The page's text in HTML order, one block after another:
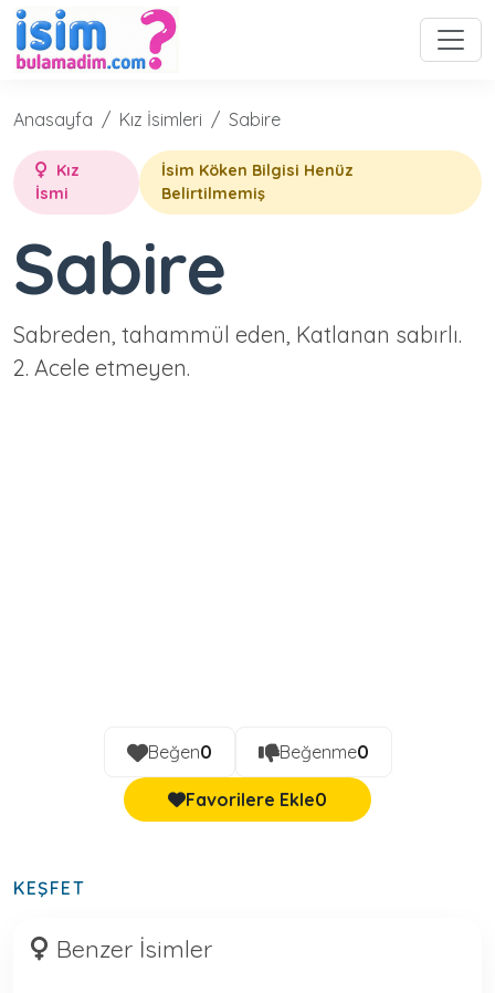
Anasayfa Kız İsimleri Sabire
Kız
İsmi
İsim Köken Bilgisi Henüz
Belirtilmemiş
Sabire
Sabreden, tahammül eden, Katlanan sabırlı.
2. Acele etmeyen.
Beğen0 Beğenme0
Favorilere Ekle0
KEŞFET
Benzer İsimler